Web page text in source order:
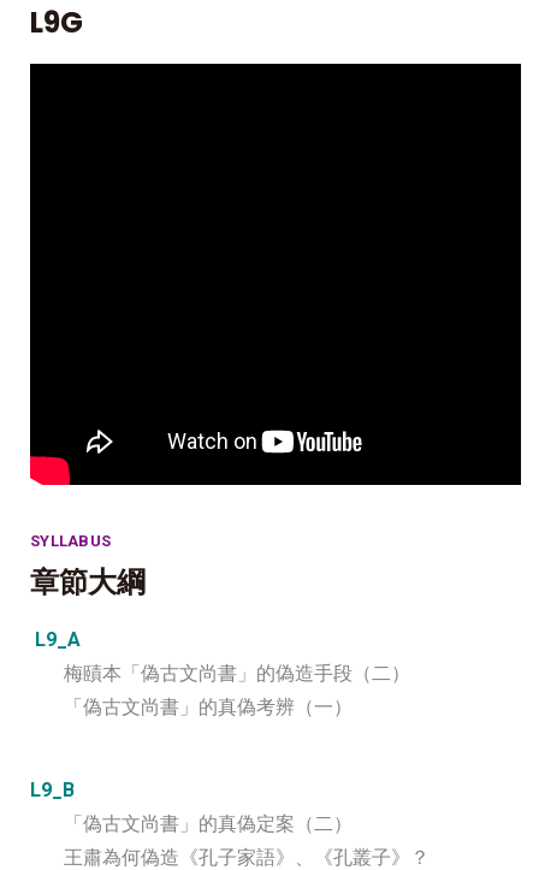
L9G
SYLLABUS
章節大綱
L9_A
梅賾本「偽古文尚書」的偽造手段（二）
「偽古文尚書」的真偽考辨（一）
L9_B
「偽古文尚書」的真偽定案（二）
王肅為何偽造《孔子家語》、《孔叢子》？